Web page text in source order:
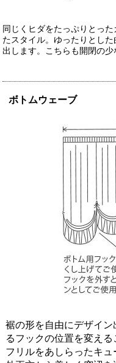
同じくヒダをたっぷりとっ
たスタイル。ゆったりとし
出します。こちらも開閉の少
ボトムウェーブ
裾の形を自由にデザイ
るフックの位置を変える
フリルをあしらったキ